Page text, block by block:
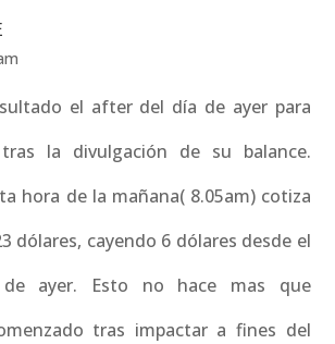
el after del día de ayer para
la divulgación de su balance.
hora de la mañana( 8.05am) cotiza
dólares, cayendo 6 dólares desde el
de ayer. Esto no hace mas que
tras impactar a fines del